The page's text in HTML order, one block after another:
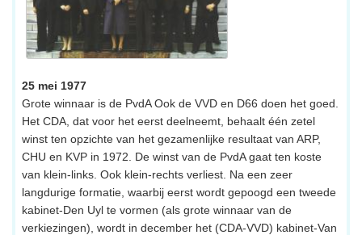
25 mei 1977
Grote winnaar is de PvdA Ook de VVD en D66 doen het goed.
Het CDA, dat voor het eerst deelneemt, behaalt één zetel
winst ten opzichte van het gezamenlijke resultaat van ARP,
CHU en KVP in 1972. De winst van de PvdA gaat ten koste
van klein-links. Ook klein-rechts verliest. Na een zeer
langdurige formatie, waarbij eerst wordt gepoogd een tweede
kabinet-Den Uyl te vormen (als grote winnaar van de
verkiezingen), wordt in december het (CDA-VVD) kabinet-Van